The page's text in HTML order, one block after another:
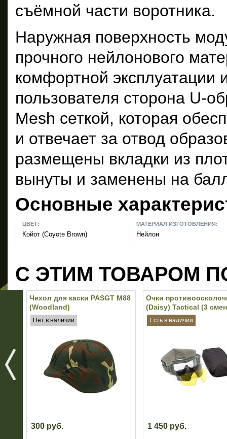
съёмной части воротника.
Наружная поверхность
прочного нейлонового
комфортной эксплуатации
пользователя сторона U-
Mesh сеткой, которая
и отвечает за отвод
размещены вкладки из
вынуты и заменены на
Основные
ЦВЕТ:
Койот (Coyote Brown)
МАТЕРИАЛ ИЗГОТОВЛЕНИЯ:
Нейлон
С ЭТИМ ТОВАРОМ
Чехол для каски PASGT M88
(Woodland)
Нет в наличии
300 руб.
Очки
(Daisy) Tactical (3
линзы) (Olive)
Есть в наличии
1 450 руб.